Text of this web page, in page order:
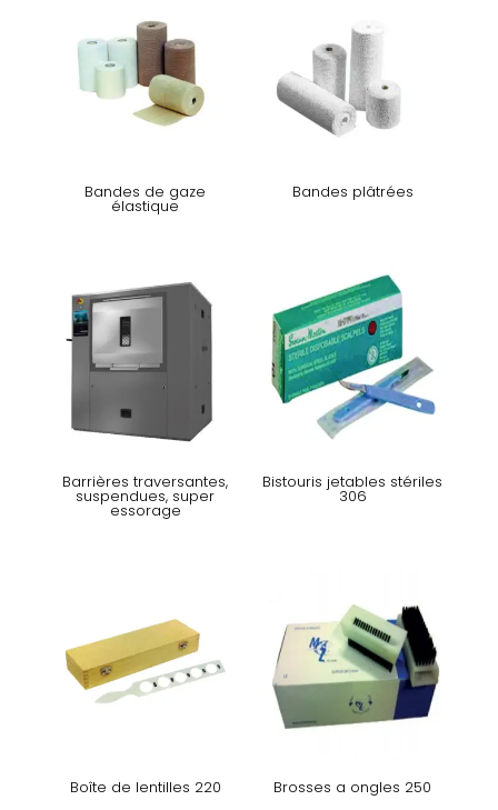
Bandes de gaze
élastique
Bandes plâtrées
Barrières traversantes,
suspendues, super
essorage
Bistouris jetables stériles
306
Boîte de lentilles 220 Brosses a ongles 250